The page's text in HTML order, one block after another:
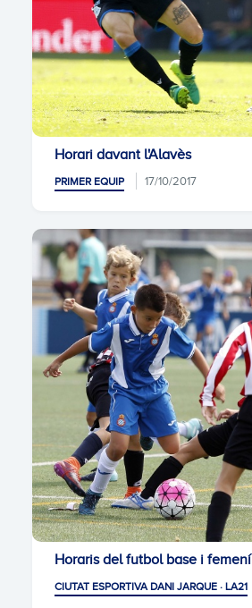
Horari davant l'Alavès
PRIMER EQUIP 17/10/2017
Horaris del futbol base i femení
CIUTAT ESPORTIVA DANI JARQUE · LA21